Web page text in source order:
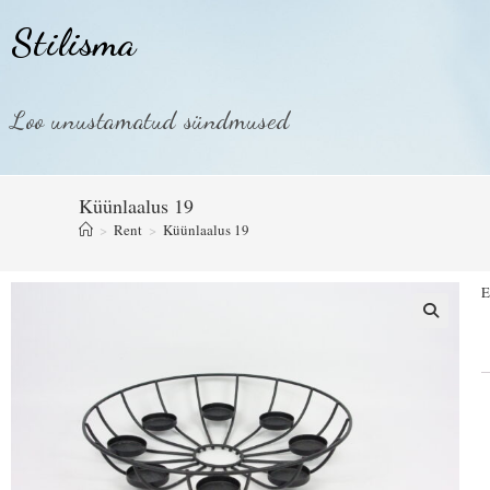
Stilisma
Loo unustamatud sündmused
Küünlaalus 19
> Rent > Küünlaalus 19